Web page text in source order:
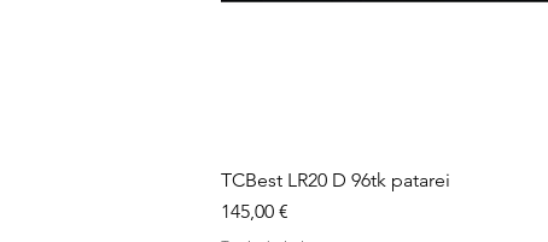
TCBest LR20 D 96tk patarei
Price
145,00 €